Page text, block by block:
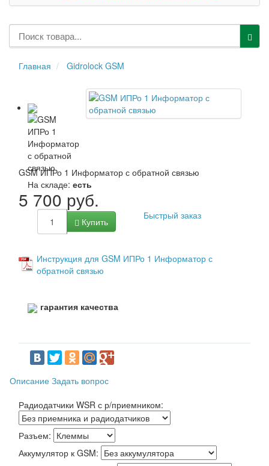
Главная Gidrolock GSM
GSM ИПРо 1 Информатор с обратной связью
На складе: есть
5 700 руб.
Купить
Быстрый заказ
Инструкция для GSM ИПРо 1 Информатор с
обратной связью
гарантия качества
Описание Задать вопрос
Радиодатчики WSR с р/приемником:
Разъем:
Аккумулятор к GSM: